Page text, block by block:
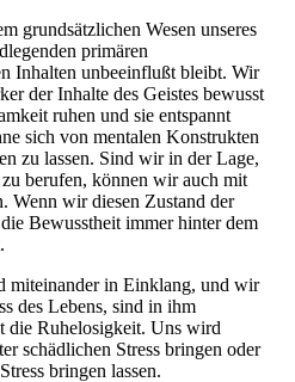
grundsätzlichen Wesen unseres
primären
Inhalten unbeeinflußt bleibt. Wir
der Inhalte des Geistes bewusst
ruhen und sie entspannt
sich von mentalen Konstrukten
zu lassen. Sind wir in der Lage,
berufen, können wir auch mit
Wenn wir diesen Zustand der
Bewusstheit immer hinter dem
miteinander in Einklang, und wir
des Lebens, sind in ihm
die Ruhelosigkeit. Uns wird
schädlichen Stress bringen oder
bringen lassen.